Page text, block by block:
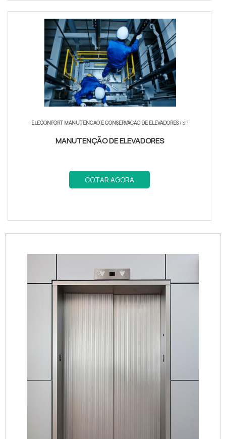
ELECONFORT MANUTENCAO E CONSERVACAO DE ELEVADORES/ SP
MANUTENÇÃO DE ELEVADORES
COTAR AGORA